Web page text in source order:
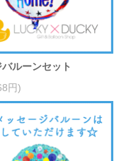
ルーンセット
円)